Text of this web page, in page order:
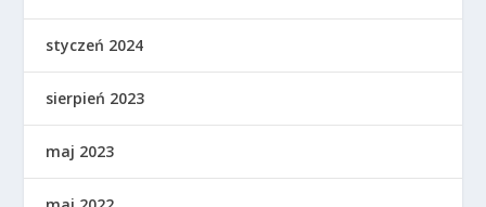
styczeń 2024
sierpień 2023
maj 2023